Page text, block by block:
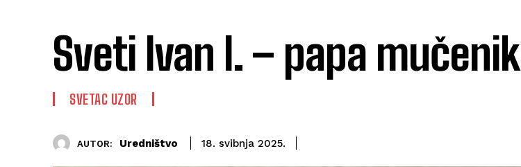
Sveti Ivan I. – papa mučenik
SVETAC UZOR
AUTOR: Uredništvo 18. svibnja 2025.